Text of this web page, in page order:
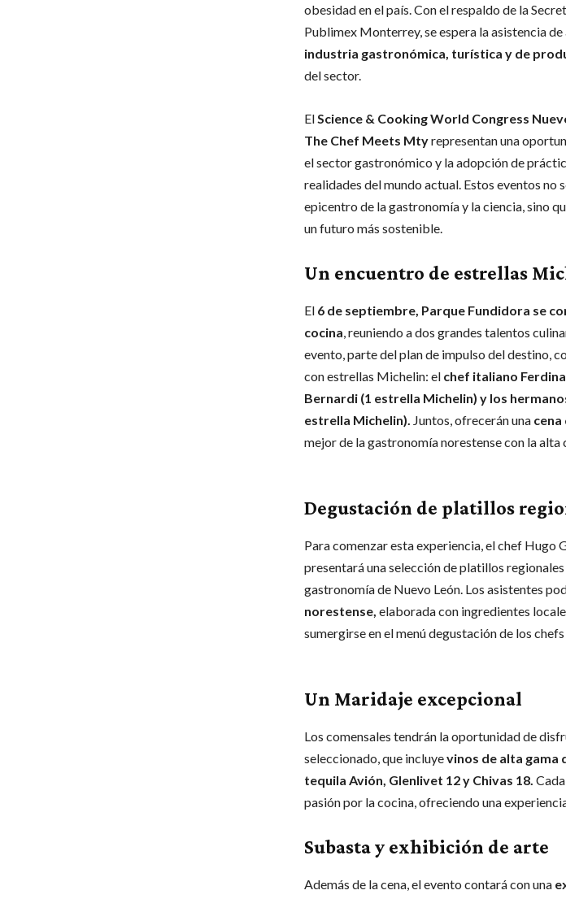
obesidad en el país. Con el respaldo de la
Publimex Monterrey, se espera la asistencia
industria gastronómica, turística y de
del sector.
ElScience & Cooking World Congress
The Chef Meets Mtyrepresentan una
el sector gastronómico y la adopción de
realidades del mundo actual. Estos eventos no
epicentro de la gastronomía y la ciencia, sino
un futuro más sostenible.
Un encuentro de estrellas
El 6 de septiembre, Parque Fundidora se
cocina, reuniendo a dos grandes talentos
evento, parte del plan de impulso del destino,
con estrellas Michelin: el chef italiano
Bernardi (1 estrella Michelin) y los
estrella Michelin). Juntos, ofrecerán una cena
mejor de la gastronomía norestense con la alta
Degustación de platillos
Para comenzar esta experiencia, el chef Hugo
presentará una selección de platillos
gastronomía de Nuevo León. Los asistentes
norestense, elaborada con ingredientes
sumergirse en el menú degustación de los
Un Maridaje excepcional
Los comensales tendrán la oportunidad de
seleccionado, que incluyevinos de alta gama
tequila Avión, Glenlivet 12 y Chivas 18.
pasión por la cocina, ofreciendo una
Subasta y exhibición de arte
Además de la cena, el evento contará con una